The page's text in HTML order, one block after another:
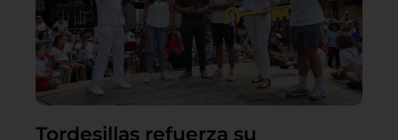
Tordesillas refuerza su